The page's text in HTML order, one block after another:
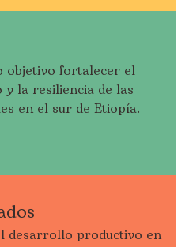
objetivo fortalecer el
la resiliencia de las
en el sur de Etiopía.
desarrollo productivo en